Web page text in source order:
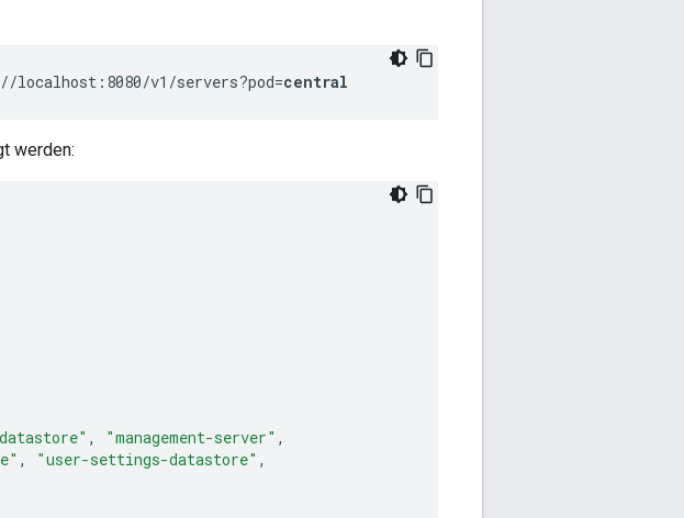
v1/servers?pod=central
werden:
, "management-server" ,
, "user-settings-datastore" ,